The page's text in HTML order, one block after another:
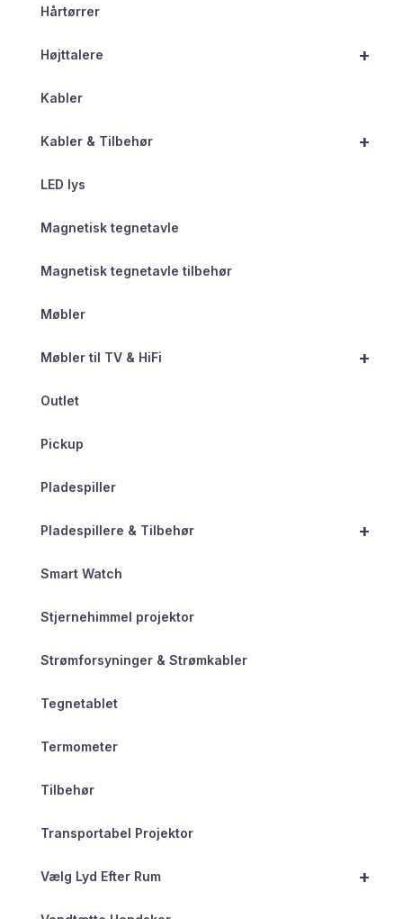
Hårtørrer
+
Højttalere
Kabler
+
Kabler & Tilbehør
LED lys
Magnetisk tegnetavle
Magnetisk tegnetavle tilbehør
Møbler
+
Møbler til TV & HiFi
Outlet
Pickup
Pladespiller
+
Pladespillere & Tilbehør
Smart Watch
Stjernehimmel projektor
Strømforsyninger & Strømkabler
Tegnetablet
Termometer
Tilbehør
Transportabel Projektor
+
Vælg Lyd Efter Rum